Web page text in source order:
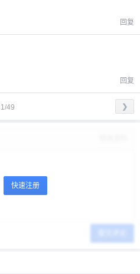
回复
回复
1/49 ❯
快速注册